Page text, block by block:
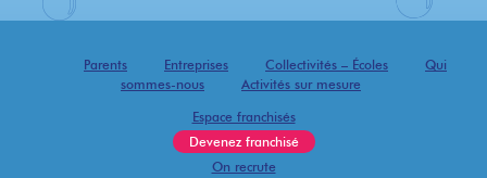
Parents Entreprises Collectivités – Écoles
Qui
sommes-nous
Activités sur mesure
Espace franchisés
Devenez franchisé
On recrute